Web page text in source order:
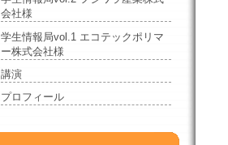
会社様
学生情報局vol.1 エコテックポリマ
ー株式会社様
講演
プロフィール